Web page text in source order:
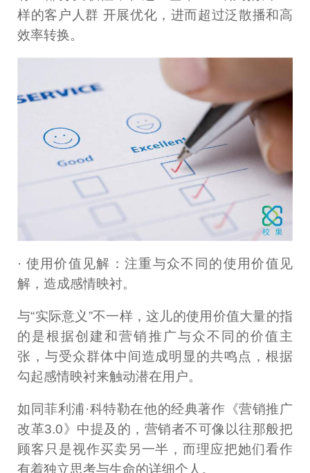
样的客户人群 开展优化，进而超过泛散播和高
效率转换。
· 使用价值见解：注重与众不同的使用价值见
解，造成感情映衬。
与“实际意义”不一样，这儿的使用价值大量的指
的是根据创建和营销推广与众不同的价值主
张，与受众群体中间造成明显的共鸣点，根据
勾起感情映衬来触动潜在用户。
如同菲利浦·科特勒在他的经典著作《营销推广
改革3.0》中提及的，营销者不可像以往那般把
顾客只是视作买卖另一半，而理应把她们看作
有着独立思考与生命的详细个人。